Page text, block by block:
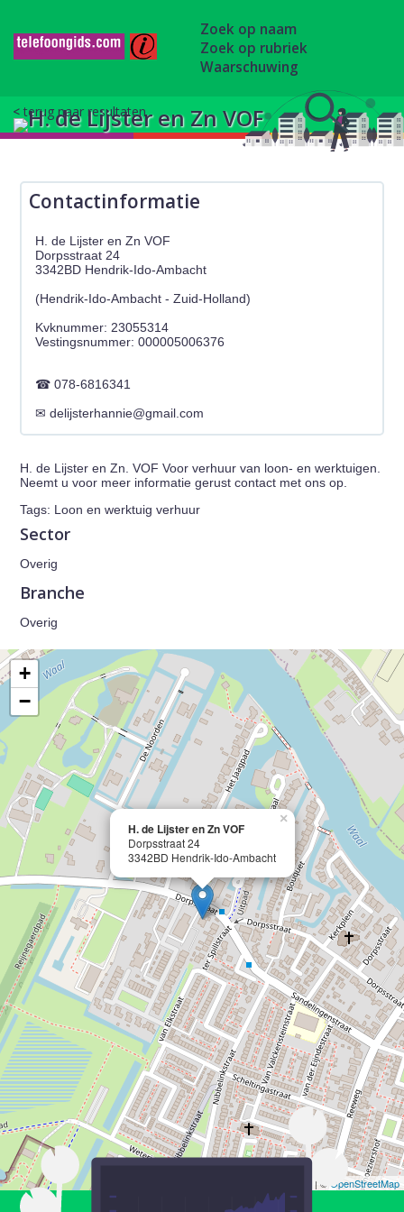
Zoek op naam
Zoek op rubriek
Waarschuwing
terug naar resultaten
Contactinformatie
H. de Lijster en Zn VOF
Dorpsstraat 24
3342BD Hendrik-Ido-Ambacht
(Hendrik-Ido-Ambacht - Zuid-Holland)
Kvknummer: 23055314
078-6816341
delijsterhannie@gmail.com
H. de Lijster en Zn. VOF Voor verhuur van loon- en werktuigen.
Neemt u voor meer informatie gerust contact met ons op.
Tags: Loon en werktuig verhuur
Sector
Overig
Branche
Overig
H. de Lijster en Zn VOF
Dorpsstraat 24
3342BD Hendrik-Ido-Ambacht
×
+
−
| © OpenStreetMap